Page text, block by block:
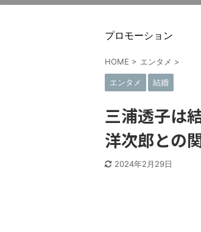
プロモーション
HOME > エンタメ >
エンタメ 結婚
三浦透子は
洋次郎との
2024年2月29日